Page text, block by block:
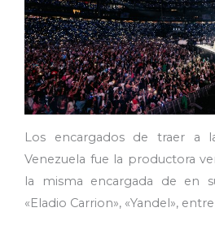
Los encargados de traer a
Venezuela fue la productora
la misma encargada de en
«Eladio Carrion», «Yandel»,